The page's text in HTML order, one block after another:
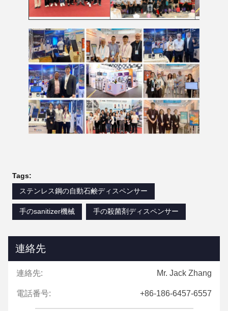
Tags:
ステンレス鋼の自動石鹸ディスペンサー
手のsanitizer機械 手の殺菌剤ディスペンサー
連絡先
連絡先: Mr. Jack Zhang
電話番号: +86-186-6457-6557